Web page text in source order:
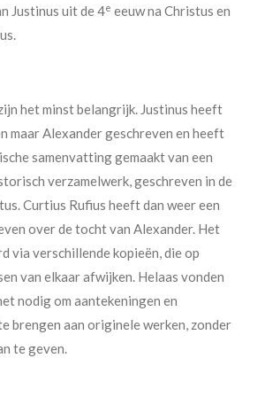
Justinus uit de 4e eeuw na Christus en
het minst belangrijk. Justinus heeft
maar Alexander geschreven en heeft
samenvatting gemaakt van een
verzamelwerk, geschreven in de
Curtius Rufius heeft dan weer een
over de tocht van Alexander. Het
via verschillende kopieën, die op
van elkaar afwijken. Helaas vonden
nodig om aantekeningen en
brengen aan originele werken, zonder
te geven.